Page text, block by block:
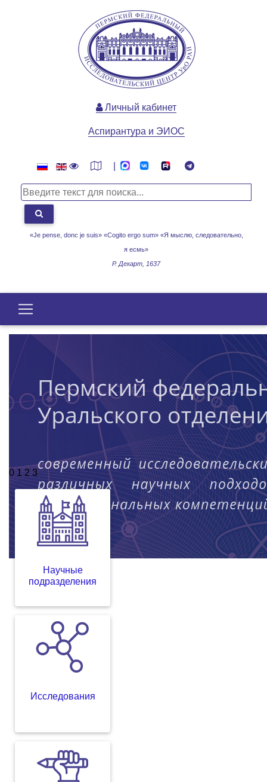
«Je pense, donc je suis» «Cogito ergo sum» «Я мыслю, следовательно,
я есмь»
Р. Декарт, 1637
Личный кабинет
Аспирантура и ЭИОС
0123
Научные
подразделения
Исследования